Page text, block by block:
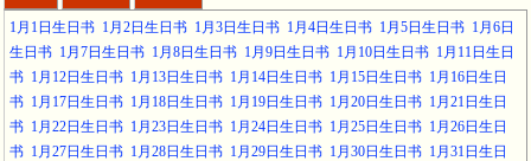
1月1日生日书 1月2日生日书 1月3日生日书 1月4日生日书 1月5日生日书 1月6日
生日书 1月7日生日书 1月8日生日书 1月9日生日书 1月10日生日书 1月11日生日
书 1月12日生日书 1月13日生日书 1月14日生日书 1月15日生日书 1月16日生日
书 1月17日生日书 1月18日生日书 1月19日生日书 1月20日生日书 1月21日生日
书 1月22日生日书 1月23日生日书 1月24日生日书 1月25日生日书 1月26日生日
书 1月27日生日书 1月28日生日书 1月29日生日书 1月30日生日书 1月31日生日